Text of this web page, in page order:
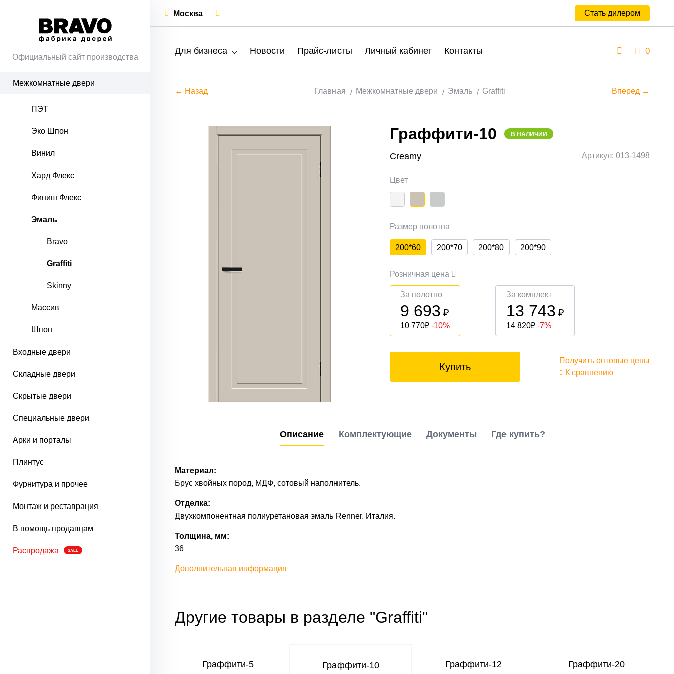
Официальный сайт производства
Межкомнатные двери
ПЭТ
Эко Шпон
Винил
Хард Флекс
Финиш Флекс
Эмаль
Bravo
Graffiti
Skinny
Массив
Шпон
Входные двери
Складные двери
Скрытые двери
Специальные двери
Арки и порталы
Плинтус
Фурнитура и прочее
Монтаж и реставрация
В помощь продавцам
Распродажа SALE
Москва Стать дилером
Для бизнеса Новости Прайс-листы Личный кабинет Контакты 0
← Назад Главная Межкомнатные двери Эмаль Graffiti Вперед →
Граффити-10 В НАЛИЧИИ
Creamy Артикул: 013-1498
Цвет
Размер полотна
200*60 200*70 200*80 200*90
Розничная цена
За полотно
9 693 ₽
10 770₽ -10%
За комплект
13 743 ₽
14 820₽ -7%
Купить
Получить оптовые цены
К сравнению
Описание Комплектующие Документы Где купить?
Материал:
Брус хвойных пород, МДФ, сотовый наполнитель.
Отделка:
Двухкомпонентная полиуретановая эмаль Renner. Италия.
Толщина, мм:
36
Дополнительная информация
Другие товары в разделе "Graffiti"
Граффити-5 Граффити-10 Граффити-12 Граффити-20